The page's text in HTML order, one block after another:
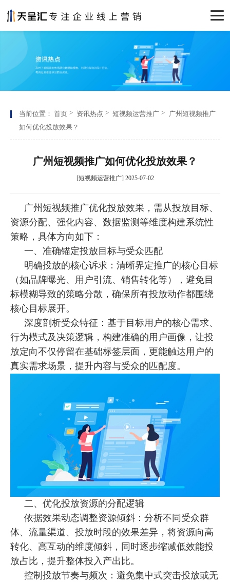
当前位置： 首页 资讯热点 短视频运营推广
广州短视频推广
如何优化投放效果？
广州短视频推广如何优化投放效果？
[短视频运营推广] 2025-07-02
广州短视频推广优化投放效果，需从投放目标、
资源分配、强化内容、 数据监测 等维度构建系统性
策略，具体方向如下：
一、准确锚定投放目标与受众匹配
明确投放的核心诉求：清晰界定推广的核心目标
（如品牌曝光、用户引流、销售转化等），避免目
标模糊导致的策略分散，确保所有投放动作都围绕
核心目标展开。
深度剖析受众特征：基于目标用户的核心需求、
行为模式及决策逻辑，构建准确的用户画像，让投
放定向不仅停留在基础标签层面，更能触达用户的
真实需求场景，提升内容与受众的匹配度。
二、优化投放资源的分配逻辑
依据效果动态调整资源倾斜：分析不同受众群
体、流量渠道、投放时段的效果差异，将资源向高
转化、高互动的维度倾斜，同时逐步缩减低效能投
放占比，提升整体投入产出比。
控制投放节奏与频次：避免集中式突击投放或无